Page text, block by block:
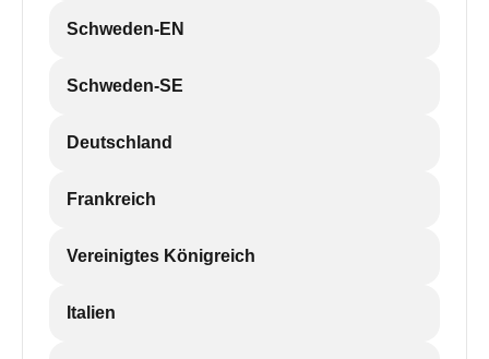
Schweden-EN
Schweden-SE
Deutschland
Frankreich
Vereinigtes Königreich
Italien